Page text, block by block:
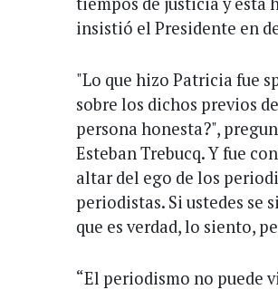
insistió el Presidente en
"Lo que hizo Patricia fue
sobre los dichos previos
persona honesta?",
Esteban Trebucq. Y fue
altar del ego de los
periodistas. Si ustedes se
que es verdad, lo siento,
“El periodismo no puede